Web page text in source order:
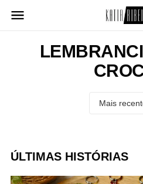
para
ÚLTIMAS HISTÓRIAS